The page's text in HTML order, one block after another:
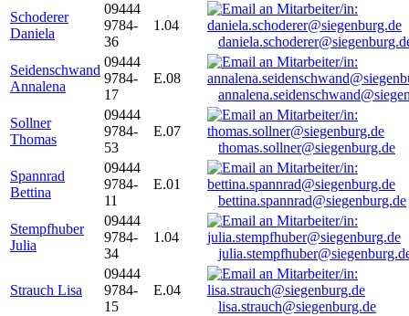
Schoderer
Daniela
09444
9784-
36
1.04
Seidenschwand
Annalena
09444
9784-
17
E.08
Sollner
Thomas
09444
9784-
53
E.07
thomas.sollner@siegenburg.de
Spannrad
Bettina
09444
9784-
11
E.01
bettina.spannrad@siegenburg.de
Stempfhuber
Julia
09444
9784-
34
1.04
Strauch Lisa
09444
9784-
15
E.04
lisa.strauch@siegenburg.de